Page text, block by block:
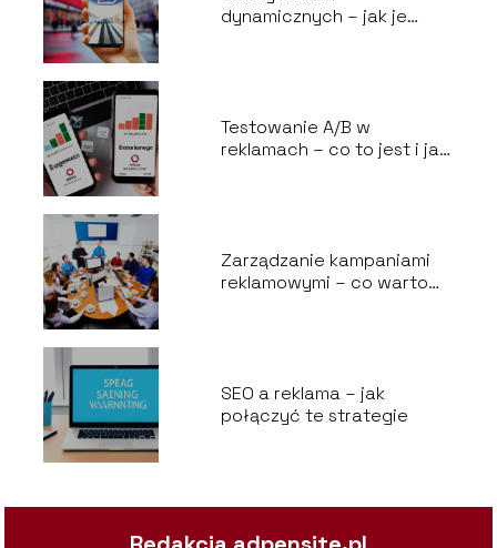
dynamicznych – jak je
Testowanie A/B w
reklamach – co to jest i jak
Zarządzanie kampaniami
reklamowymi – co warto
SEO a reklama – jak
połączyć te strategie